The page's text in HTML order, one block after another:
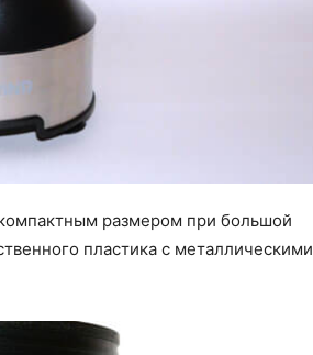
размером при большой
пластика с металлическими